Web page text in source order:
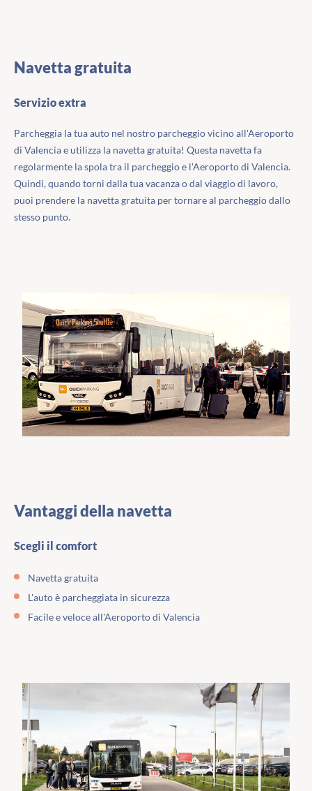
Navetta gratuita
Servizio extra
Parcheggia la tua auto nel nostro parcheggio vicino all'Aeroporto
di Valencia e utilizza la navetta gratuita! Questa navetta fa
regolarmente la spola tra il parcheggio e l'Aeroporto di Valencia.
Quindi, quando torni dalla tua vacanza o dal viaggio di lavoro,
puoi prendere la navetta gratuita per tornare al parcheggio dallo
stesso punto.
Vantaggi della navetta
Scegli il comfort
Navetta gratuita
L'auto è parcheggiata in sicurezza
Facile e veloce all'Aeroporto di Valencia